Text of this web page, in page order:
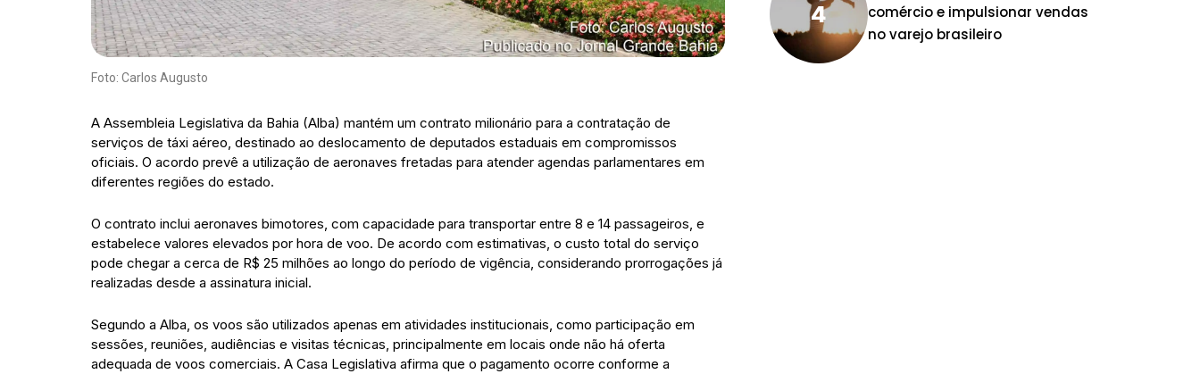
Foto: Carlos Augusto
A Assembleia Legislativa da Bahia (Alba) mantém um contrato milionário para a contratação de
serviços de táxi aéreo, destinado ao deslocamento de deputados estaduais em compromissos
oficiais. O acordo prevê a utilização de aeronaves fretadas para atender agendas parlamentares em
diferentes regiões do estado.
O contrato inclui aeronaves bimotores, com capacidade para transportar entre 8 e 14 passageiros, e
estabelece valores elevados por hora de voo. De acordo com estimativas, o custo total do serviço
pode chegar a cerca de R$ 25 milhões ao longo do período de vigência, considerando prorrogações já
realizadas desde a assinatura inicial.
Segundo a Alba, os voos são utilizados apenas em atividades institucionais, como participação em
sessões, reuniões, audiências e visitas técnicas, principalmente em locais onde não há oferta
adequada de voos comerciais. A Casa Legislativa afirma que o pagamento ocorre conforme a
comércio e impulsionar vendas
no varejo brasileiro